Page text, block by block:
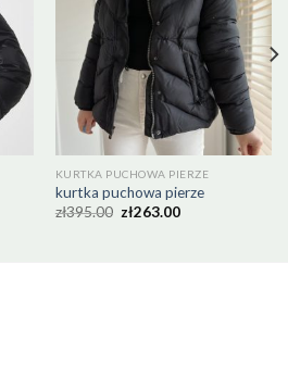
KURTKA PUCHOWA PIERZE
kurtka puchowa pierze
zł395.00 zł263.00